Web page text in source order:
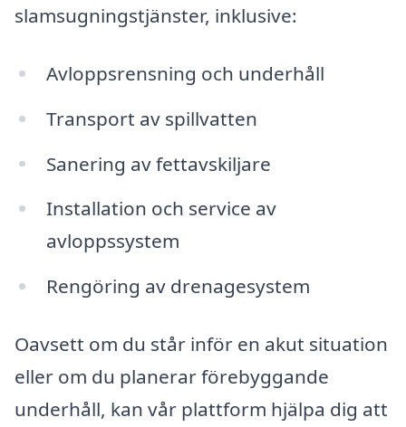
slamsugningstjänster, inklusive:
Avloppsrensning och underhåll
Transport av spillvatten
Sanering av fettavskiljare
Installation och service av
avloppssystem
Rengöring av drenagesystem
Oavsett om du står inför en akut situation
eller om du planerar förebyggande
underhåll, kan vår plattform hjälpa dig att